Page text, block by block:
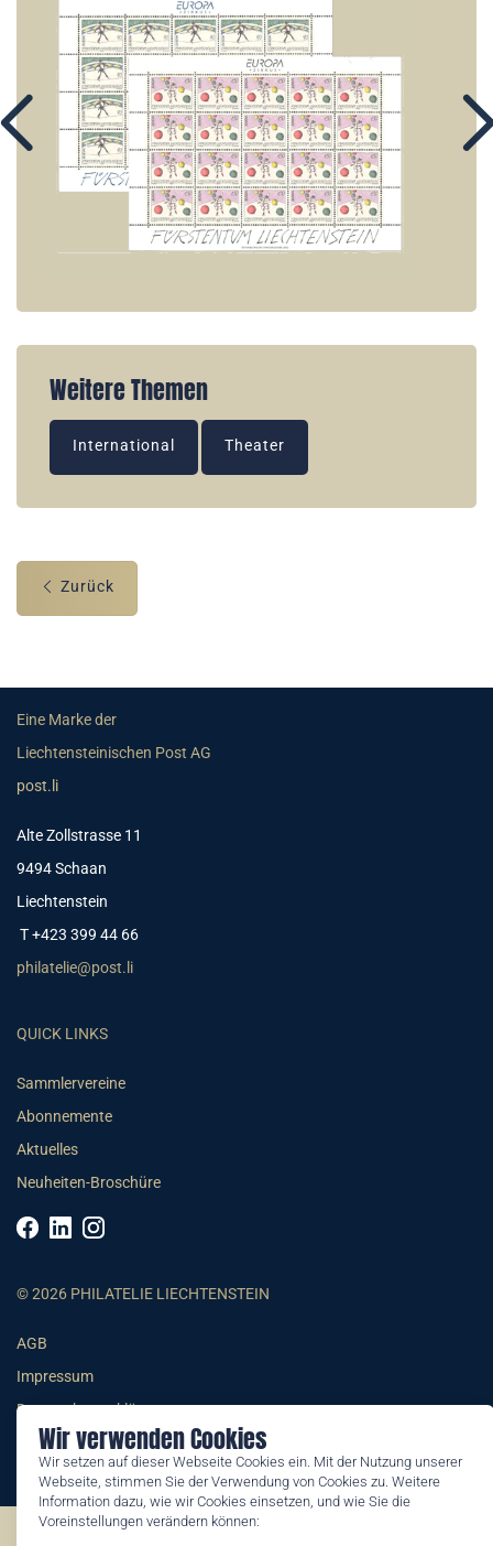
Wir verwenden Cookies
Wir setzen auf dieser Webseite Cookies ein. Mit der Nutzung unserer
Webseite, stimmen Sie der Verwendung von Cookies zu. Weitere
Information dazu, wie wir Cookies einsetzen, und wie Sie die
Voreinstellungen verändern können:
Weitere Themen
International Theater
Zurück
Eine Marke der
Liechtensteinischen Post AG
post.li
Alte Zollstrasse 11
9494 Schaan
Liechtenstein
T +423 399 44 66
philatelie@post.li
QUICK LINKS
Sammlervereine
Abonnemente
Aktuelles
Neuheiten-Broschüre
© 2026 PHILATELIE LIECHTENSTEIN
AGB
Impressum
Datenschutzerklärung